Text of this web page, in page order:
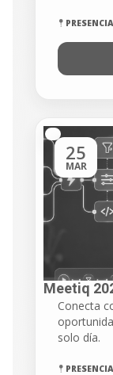
25
MAR
Meetiq
Conecta
solo día.